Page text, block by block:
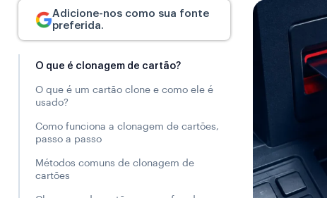
Adicione-nos como sua fonte
preferida.
O que é clonagem de cartão?
O que é um cartão clone e como ele é
usado?
Como funciona a clonagem de cartões,
passo a passo
Métodos comuns de clonagem de
cartões